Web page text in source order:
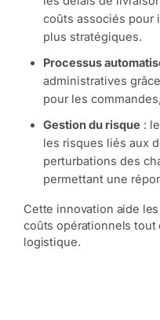
coûts associés pour
plus stratégiques.
Processus
administratives
pour les
Gestion du risque :
les risques liés aux
perturbations des
permettant une
Cette innovation aide
coûts opérationnels tout
logistique.